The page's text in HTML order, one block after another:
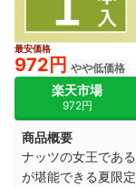
最安価格
972円 やや低価格
楽天市場
972円
商品概要
ナッツの女王であ
が堪能できる夏限